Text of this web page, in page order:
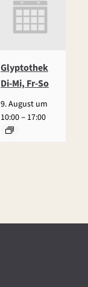
Glyptothek
Di-Mi, Fr-So
9. August um
10:00– 17:00